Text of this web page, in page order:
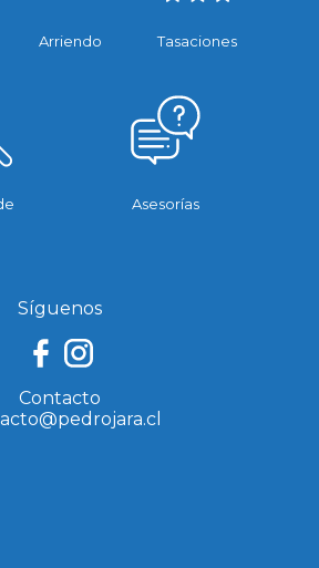
Arriendo Tasaciones
Asesorías
Síguenos
Contacto